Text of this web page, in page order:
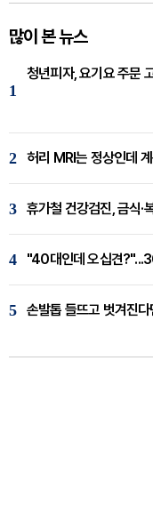
많이 본 뉴스
1
청년피자, 요기요 주문
2 허리 MRI는 정상인데
3 휴가철 건강검진, 금식·
4 "40대인데 오십견
5 손발톱 들뜨고 벗겨진